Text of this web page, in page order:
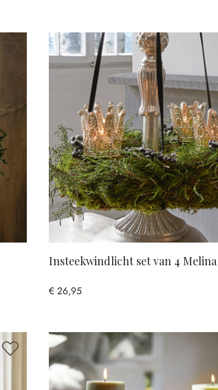
Insteekwindlicht set van 4 Melina
€ 26,95